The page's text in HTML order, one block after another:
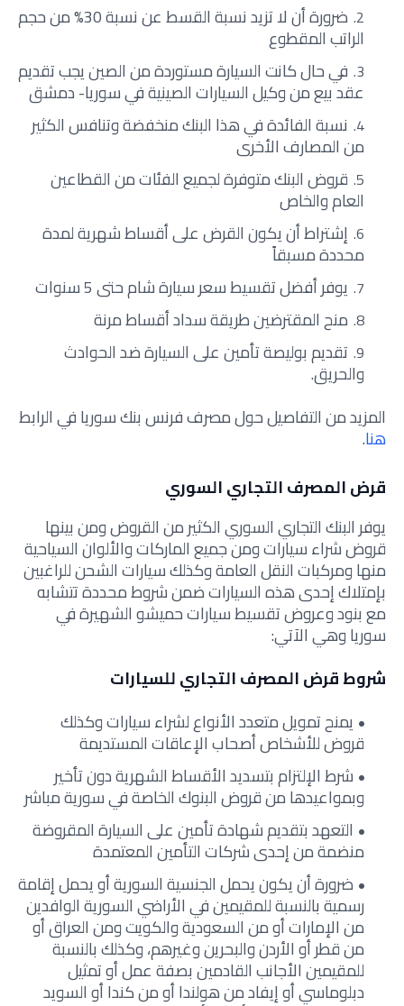
ضرورة أن لا تزيد نسبة القسط عن نسبة 30% من حجم
الراتب المقطوع
في حال كانت السيارة مستوردة من الصين يجب تقديم
عقد بيع من وكيل السيارات الصينية في سوريا- دمشق
نسبة الفائدة في هذا البنك منخفضة وتنافس الكثير
من المصارف الأخرى
قروض البنك متوفرة لجميع الفئات من القطاعين
العام والخاص
إشتراط أن يكون القرض على أقساط شهرية لمدة
محددة مسبقاً
يوفر أفضل تقسيط سعر سيارة شام حتى 5 سنوات
منح المقترضين طريقة سداد أقساط مرنة
تقديم بوليصة تأمين على السيارة ضد الحوادث
والحريق.
المزيد من التفاصيل حول مصرف فرنس بنك سوريا في الرابط
هنا.
قرض المصرف التجاري السوري
يوفر البنك التجاري السوري الكثير من القروض ومن بينها
قروض شراء سيارات ومن جميع الماركات والألوان السياحية
منها ومركبات النقل العامة وكذلك سيارات الشحن للراغبين
بإمتلاك إحدى هذه السيارات ضمن شروط محددة تتشابه
مع بنود وعروض تقسيط سيارات حميشو الشهيرة في
سوريا وهي الآتي:
شروط قرض المصرف التجاري للسيارات
يمنح تمويل متعدد الأنواع لشراء سيارات وكذلك
قروض للأشخاص أصحاب الإعاقات المستديمة
شرط الإلتزام بتسديد الأقساط الشهرية دون تأخير
وبمواعيدها من قروض البنوك الخاصة في سورية مباشر
التعهد بتقديم شهادة تأمين على السيارة المقروضة
منضمة من إحدى شركات التأمين المعتمدة
ضرورة أن يكون يحمل الجنسية السورية أو يحمل إقامة
رسمية بالنسبة للمقيمين في الأراضي السورية الوافدين
من الإمارات أو من السعودية والكويت ومن العراق أو
من قطر أو الأردن والبحرين وغيرهم، وكذلك بالنسبة
للمقيمين الأجانب القادمين بصفة عمل أو تمثيل
دبلوماسي أو إيفاد من هولندا أو من كندا أو السويد